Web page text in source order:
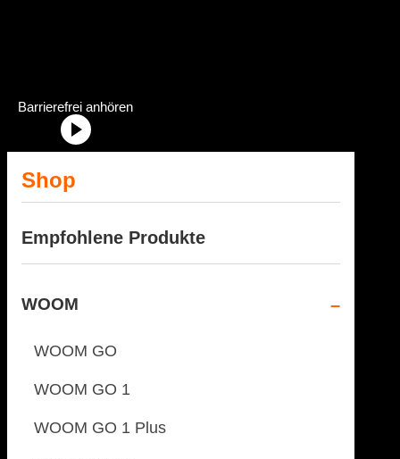
Radstation Onlineshop Header Abschnittstitel: „Radstation-
Barrierefrei anhören
Shop
Empfohlene Produkte
WOOM
WOOM GO
WOOM GO 1
WOOM GO 1 Plus